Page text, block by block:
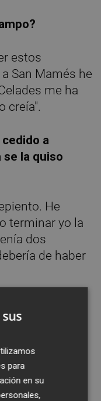
estos
San Mamés he
me ha
creía".
a
se la quiso
He
terminar yo la
dos
de haber
he
me he
sido así.
para
en su